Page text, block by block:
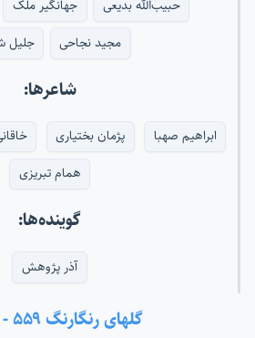
حبیب‌الله بدیعی جهانگیر ملک
مجید نجاحی
جلیل
شاعرها:
ابراهیم صهبا پژمان بختیاری
همام تبریزی
گوینده‌ها:
آذر پژوهش
گلهای رنگارنگ ۵۵۹ - ماهور